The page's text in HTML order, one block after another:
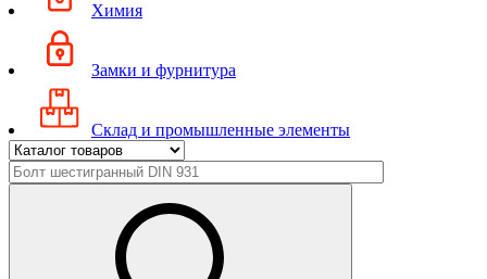
Химия
Замки и фурнитура
Склад и промышленные элементы